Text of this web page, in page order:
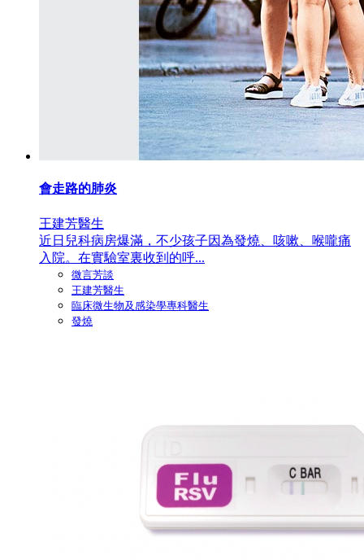
會走路的肺炎
王建芳醫生
近日兒科病房爆滿，不少孩子因為發燒、咳嗽、喉嚨痛
入院。在實驗室裏收到的呼...
微言芳談
王建芳醫生
臨床微生物及感染學專科醫生
發燒